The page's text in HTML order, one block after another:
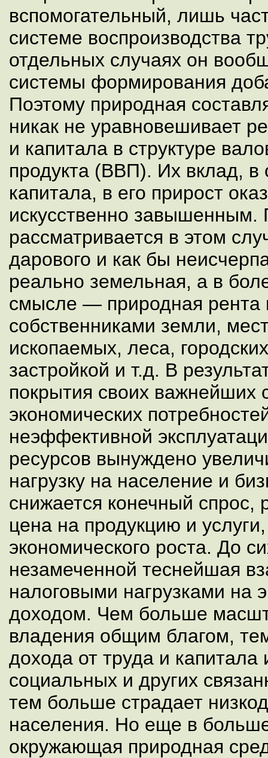
вспомогательный, лишь
системе воспроизводства
отдельных случаях он
системы формирования
Поэтому природная
никак не уравновешивает
и капитала в структуре
продукта (ВВП). Их вклад, в
капитала, в его прирост
искусственно завышенным.
рассматривается в этом
дарового и как бы
реально земельная, а в
смысле — природная рента
собственниками земли,
ископаемых, леса,
застройкой и т.д. В
покрытия своих важнейших
экономических
неэффективной
ресурсов вынуждено
нагрузку на население и
снижается конечный спрос,
цена на продукцию и
экономического роста. До
незамеченной теснейшая
налоговыми нагрузками на
доходом. Чем больше
владения общим благом,
дохода от труда и капитала
социальных и других
тем больше страдает
населения. Но еще в
окружающая природная